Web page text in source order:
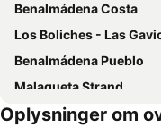
Benalmádena Costa
Los Boliches - Las
Benalmádena Pueblo
Malagueta Strand
Torreblanca
Oplysninger om